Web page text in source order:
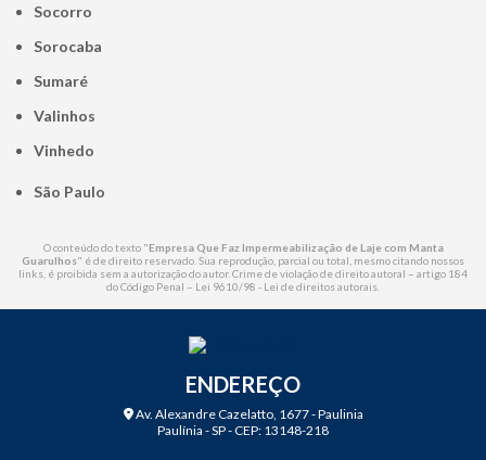
Socorro
Sorocaba
Sumaré
Valinhos
Vinhedo
São Paulo
O conteúdo do texto "Empresa Que Faz Impermeabilização de Laje com Manta
Guarulhos" é de direito reservado. Sua reprodução, parcial ou total, mesmo citando nossos
links, é proibida sem a autorização do autor. Crime de violação de direito autoral – artigo 184
do Código Penal – Lei 9610/98 - Lei de direitos autorais
ENDEREÇO
Av. Alexandre Cazelatto, 1677 - Paulinia
Paulínia - SP - CEP: 13148-218